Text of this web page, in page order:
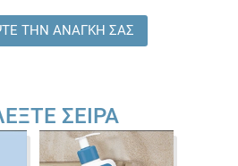
ΤΗΝ ΑΝΑΓΚΗ ΣΑΣ
ΣΕΙΡΆ